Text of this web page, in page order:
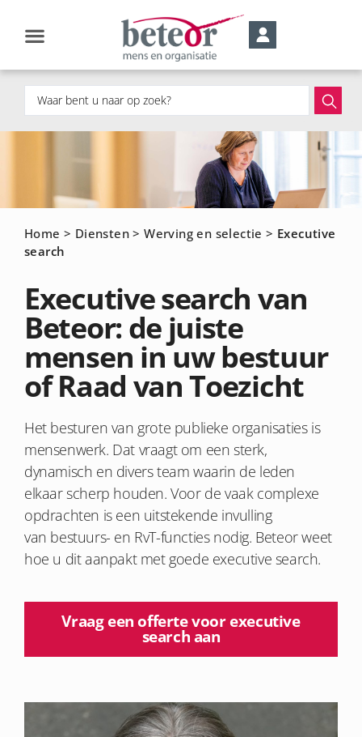
Home > Diensten >Werving en selectie > Executive
search
Executive search van
Beteor: de juiste
mensen in uw bestuur
of Raad van Toezicht
Het besturen van grote publieke organisaties is
mensenwerk. Dat vraagt om een sterk,
dynamisch en divers teamwaarin de leden
elkaar scherp houden.Voor de vaak complexe
opdrachten is een uitstekende invulling
van bestuurs- en RvT-functiesnodig. Beteorweet
hoe u dit aanpakt met goede executive search.
Vraag een offerte voor executive
search aan